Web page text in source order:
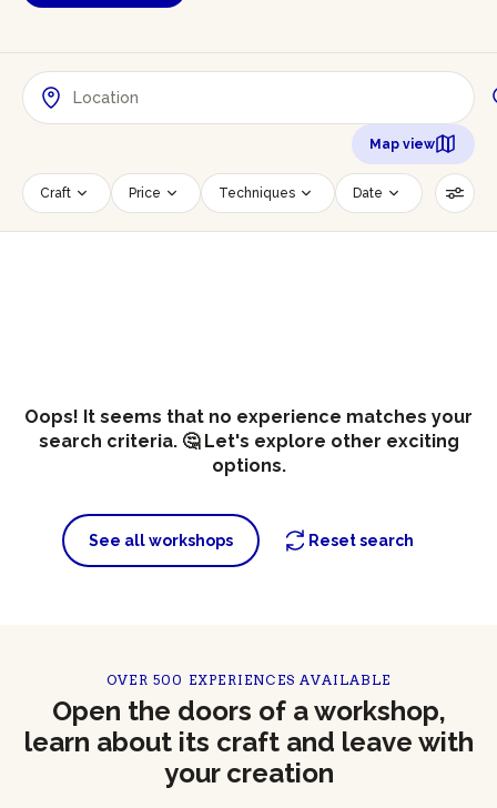
Map view
Craft Price Techniques Date
Time slot Number of persons
Oops! It seems that no experience matches your
search criteria. 🤔 Let's explore other exciting
options.
See all workshops Reset search
OVER 500 EXPERIENCES AVAILABLE
Open the doors of a workshop,
learn about its craft and leave with
your creation